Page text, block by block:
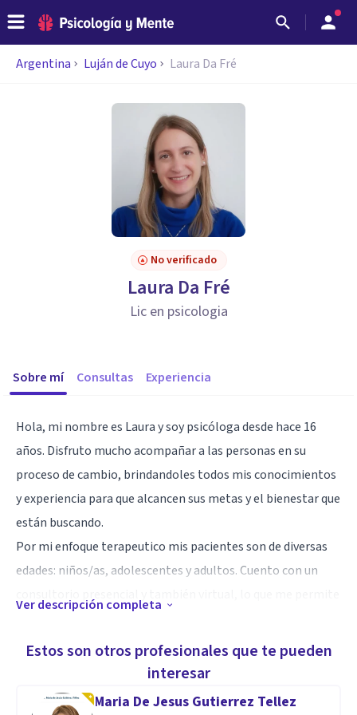
Argentina Luján de Cuyo Laura Da Fré
No verificado
Laura Da Fré
Lic en psicologia
Sobre mí Consultas Experiencia
Hola, mi nombre es Laura y soy psicóloga desde hace 16
años. Disfruto mucho acompañar a las personas en su
proceso de cambio, brindandoles todos mis conocimientos
y experiencia para que alcancen sus metas y el bienestar que
están buscando.
Por mi enfoque terapeutico mis pacientes son de diversas
edades: niños/as, adolescentes y adultos. Cuento con un
del mundo. Podes elegir la modalidad que mejor se adapte a
Ver descripción completa
Estos son otros profesionales que te pueden
interesar
Maria De Jesus Gutierrez Tellez